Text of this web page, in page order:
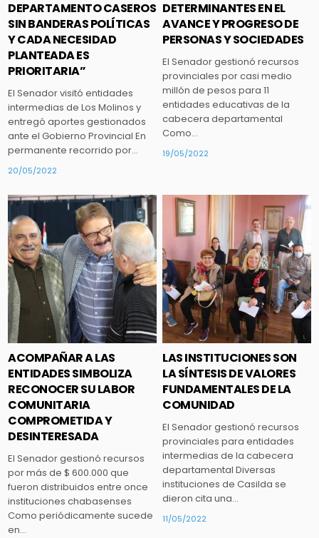
DEPARTAMENTO CASEROS
SIN BANDERAS POLÍTICAS
Y CADA NECESIDAD
PLANTEADA ES
PRIORITARIA”
El Senador visitó entidades
intermedias de Los Molinos y
entregó aportes gestionados
ante el Gobierno Provincial En
permanente recorrido por…
20/05/2022
DETERMINANTES EN EL
AVANCE Y PROGRESO DE
PERSONAS Y SOCIEDADES
El Senador gestionó recursos
provinciales por casi medio
millón de pesos para 11
entidades educativas de la
cabecera departamental
Como…
19/05/2022
Posted
in
ACOMPAÑAR A LAS
ENTIDADES SIMBOLIZA
RECONOCER SU LABOR
COMUNITARIA
COMPROMETIDA Y
DESINTERESADA
El Senador gestionó recursos
por más de $ 600.000 que
fueron distribuidos entre once
instituciones chabasenses
Como periódicamente sucede
en…
Posted
in
LAS INSTITUCIONES SON
LA SÍNTESIS DE VALORES
FUNDAMENTALES DE LA
COMUNIDAD
El Senador gestionó recursos
provinciales para entidades
intermedias de la cabecera
departamental Diversas
instituciones de Casilda se
dieron cita una…
11/05/2022